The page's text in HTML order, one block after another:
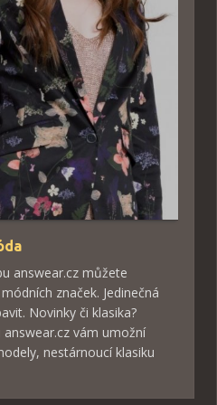
answear.cz můžete
značek. Jedinečná
Novinky či klasika?
vám umožní
nestárnoucí klasiku